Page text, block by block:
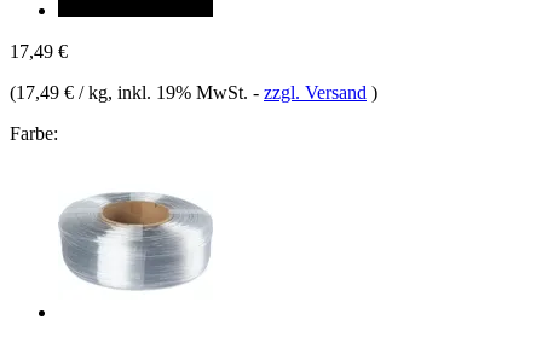
17,49 €
(17,49 € / kg, inkl. 19% MwSt. - zzgl. Versand )
Farbe: